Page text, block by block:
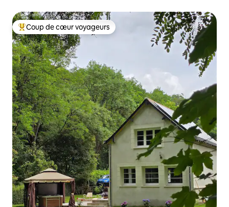
Coups de cœur voyageurs les plus appréciés
Coup de cœur voyageurs